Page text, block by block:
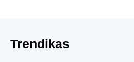
Trendikas